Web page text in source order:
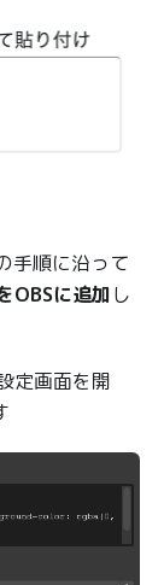
手順に沿って
OBSに追加 し
定画面を開